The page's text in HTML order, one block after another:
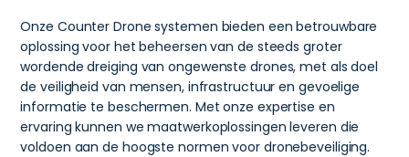
Onze Counter Drone systemen bieden een betrouwbare
oplossing voor het beheersen van de steeds groter
wordende dreiging van ongewenste drones, met als doel
de veiligheid van mensen, infrastructuur en gevoelige
informatie te beschermen. Met onze expertise en
ervaring kunnen we maatwerkoplossingen leveren die
voldoen aan de hoogste normen voor dronebeveiliging.